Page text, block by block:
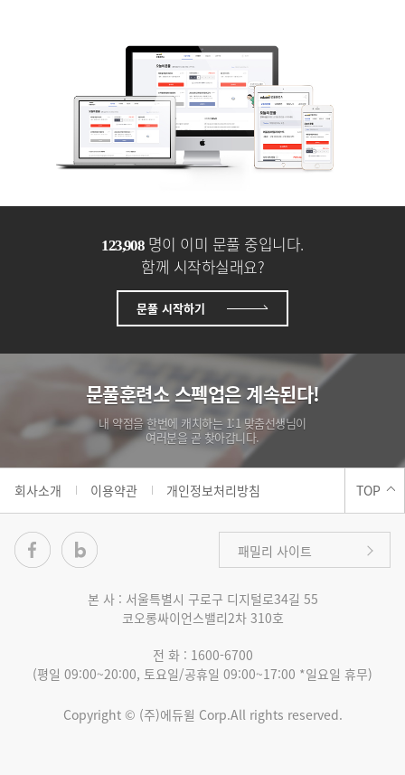
130,262명이 이미 문풀 중입니다.
함께 시작하실래요?
문풀 시작하기
문풀훈련소 스펙업은 계속된다!
내 약점을 한번에 캐치하는 1:1 맞춤선생님이
여러분을 곧 찾아갑니다.
회사소개 이용약관 개인정보처리방침 TOP
패밀리 사이트
자격증/공무원 온라인
자격증/공무원 직영학원
에듀윌 도서몰
본 사 : 서울특별시 구로구 디지털로34길 55
코오롱싸이언스밸리2차 310호
전 화 : 1600-6700
(평일 09:00~20:00, 토요일/공휴일 09:00~17:00 *일요일 휴무)
Copyright © (주)에듀윌 Corp.All rights reserved.